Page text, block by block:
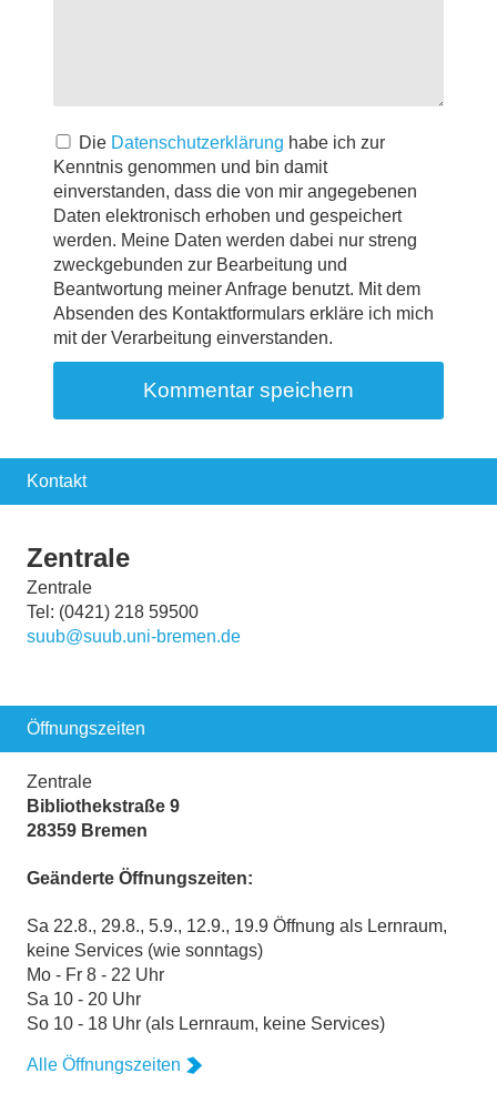
Die Datenschutzerklärung habe ich zur
Kenntnis genommen und bin damit
einverstanden, dass die von mir angegebenen
Daten elektronisch erhoben und gespeichert
werden. Meine Daten werden dabei nur streng
zweckgebunden zur Bearbeitung und
Beantwortung meiner Anfrage benutzt. Mit dem
Absenden des Kontaktformulars erkläre ich mich
mit der Verarbeitung einverstanden.
Kontakt
Zentrale
Zentrale
Tel: (0421) 218 59500
suub@suub.uni-bremen.de
Öffnungszeiten
Zentrale
Bibliothekstraße 9
28359 Bremen
Geänderte Öffnungszeiten:
Sa 22.8., 29.8., 5.9., 12.9., 19.9 Öffnung als Lernraum,
keine Services (wie sonntags)
Mo - Fr 8 - 22 Uhr
Sa 10 - 20 Uhr
So 10 - 18 Uhr (als Lernraum, keine Services)
Alle Öffnungszeiten